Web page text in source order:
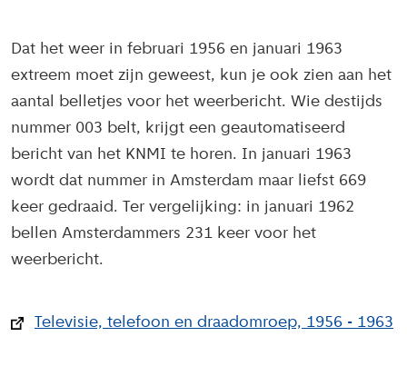
Dat het weer in februari 1956 en januari 1963
extreem moet zijn geweest, kun je ook zien aan het
aantal belletjes voor het weerbericht. Wie destijds
nummer 003 belt, krijgt een geautomatiseerd
bericht van het KNMI te horen. In januari 1963
wordt dat nummer in Amsterdam maar liefst 669
keer gedraaid. Ter vergelijking: in januari 1962
bellen Amsterdammers 231 keer voor het
weerbericht.
Televisie, telefoon en draadomroep, 1956 - 1963